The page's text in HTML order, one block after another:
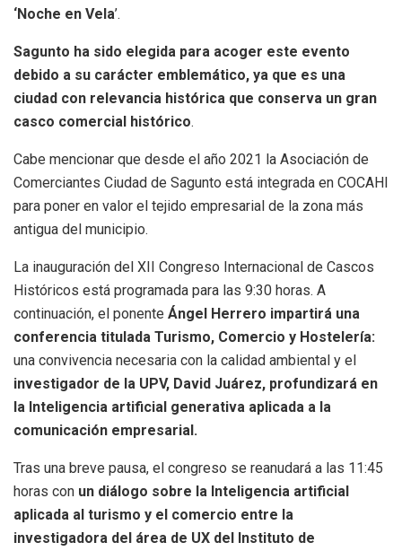
‘Noche en Vela’.
Sagunto ha sido elegida para acoger este evento
debido a su carácter emblemático, ya que es una
ciudad con relevancia histórica que conserva un gran
casco comercial histórico.
Cabe mencionar que desde el año 2021 la Asociación de
Comerciantes Ciudad de Sagunto está integrada en COCAHI
para poner en valor el tejido empresarial de la zona más
antigua del municipio.
La inauguración del XII Congreso Internacional de Cascos
Históricos está programada para las 9:30 horas. A
continuación, el ponente Ángel Herrero impartirá una
conferencia titulada Turismo, Comercio y Hostelería:
una convivencia necesaria con la calidad ambiental y el
investigador de la UPV, David Juárez, profundizará en
la Inteligencia artificial generativa aplicada a la
comunicación empresarial.
Tras una breve pausa, el congreso se reanudará a las 11:45
horas con un diálogo sobre la Inteligencia artificial
aplicada al turismo y el comercio entre la
investigadora del área de UX del Instituto de